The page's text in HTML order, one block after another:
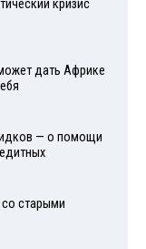
кризис
дать Африке
— о помощи
старыми